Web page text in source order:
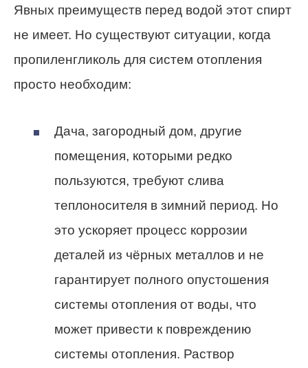
Явных преимуществ перед водой этот спирт
не имеет. Но существуют ситуации, когда
пропиленгликоль для систем отопления
просто необходим:
Дача, загородный дом, другие
помещения, которыми редко
пользуются, требуют слива
теплоносителя в зимний период. Но
это ускоряет процесс коррозии
деталей из чёрных металлов и не
гарантирует полного опустошения
системы отопления от воды, что
может привести к повреждению
системы отопления. Раствор